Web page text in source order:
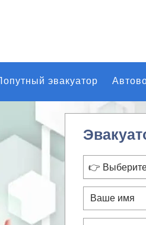
эвакуатор
👉 Выберите